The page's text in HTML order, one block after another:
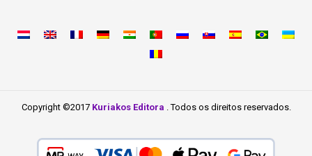
Copyright ©2017 Kuriakos Editora . Todos os direitos reservados.